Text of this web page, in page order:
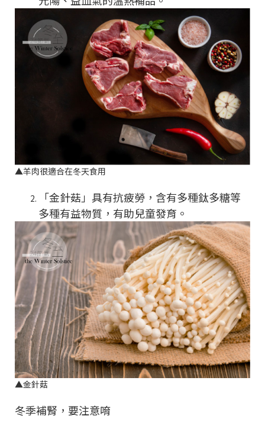
▲羊肉很適合在冬天食用
「金針菇」具有抗疲勞，含有多種鈦多糖等
多種有益物質，有助兒童發育。
▲金針菇
冬季補腎，要注意唷